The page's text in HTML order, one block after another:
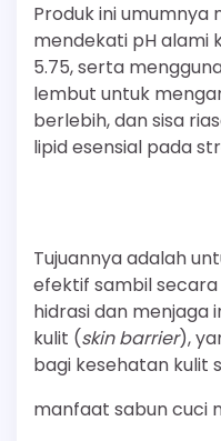
Produk ini umumnya
mendekati pH alami
5.75, serta
lembut untuk
berlebih, dan sisa
lipid esensial pada
Tujuannya adalah
efektif sambil
hidrasi dan menjaga
kulit (skin barrier),
bagi kesehatan kulit
manfaat sabun cuci